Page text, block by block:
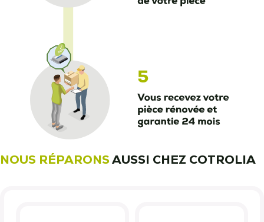
NOUS RÉPARONSAUSSI CHEZ COTROLIA